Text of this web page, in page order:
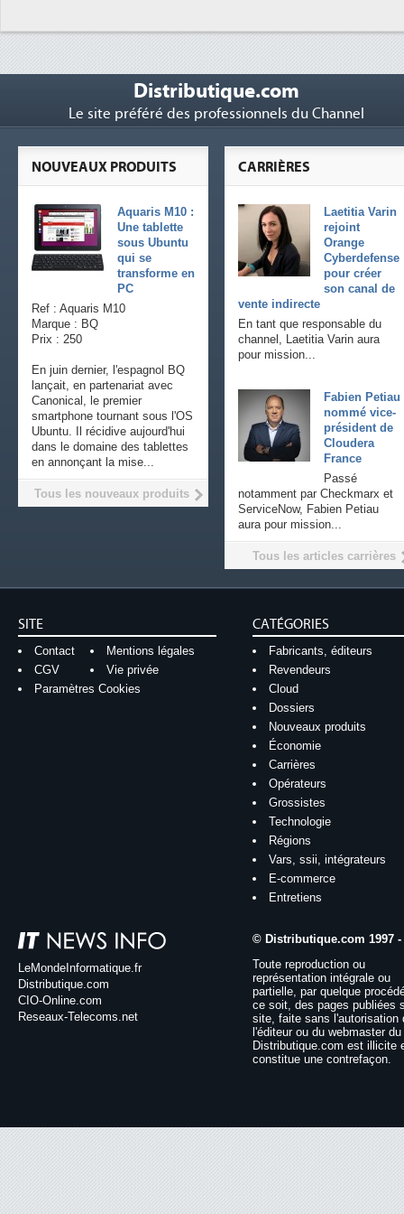
Distributique.com
Le site préféré des professionnels du Channel
CARRIÈRES
Laetitia Varin
rejoint
Orange
Cyberdefense
pour créer
son canal de
vente indirecte
En tant que responsable du
channel, Laetitia Varin aura
pour mission...
Fabien Petiau
nommé vice-
président de
Cloudera
France
Passé
notamment par Checkmarx et
ServiceNow, Fabien Petiau
aura pour mission...
Tous les articles carrières
NOUVEAUX PRODUITS
Aquaris M10 :
Une tablette
sous Ubuntu
qui se
transforme en
PC
Ref : Aquaris M10
Marque : BQ
Prix : 250
En juin dernier, l'espagnol BQ
lançait, en partenariat avec
Canonical, le premier
smartphone tournant sous l'OS
Ubuntu. Il récidive aujourd'hui
dans le domaine des tablettes
en annonçant la mise...
Tous les nouveaux produits
SITE
Contact
Mentions légales
CGV
Vie privée
Paramètres Cookies
CATÉGORIES
Fabricants, éditeurs
Revendeurs
Cloud
Dossiers
Nouveaux produits
Économie
Carrières
Opérateurs
Grossistes
Technologie
Régions
Vars, ssii, intégrateurs
E-commerce
Entretiens
LeMondeInformatique.fr
Distributique.com
CIO-Online.com
Reseaux-Telecoms.net
© Distributique.com 1997 -
Toute reproduction ou
représentation intégrale ou
partielle, par quelque
ce soit, des pages publiées
site, faite sans l'autorisation
l'éditeur ou du webmaster
Distributique.com est illicite
constitue une contrefaçon.